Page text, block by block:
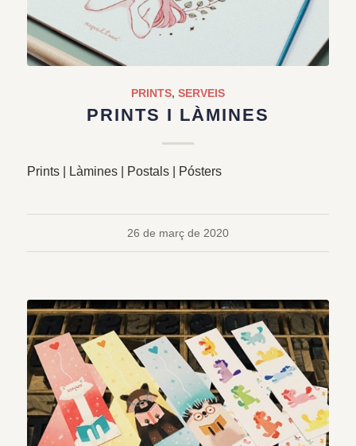
PRINTS, SERVEIS
PRINTS I LÀMINES
Prints | Làmines | Postals | Pósters
26 de març de 2020